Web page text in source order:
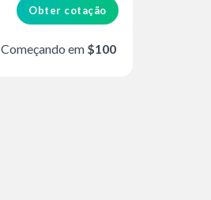
Obter cotação
Começando em $100